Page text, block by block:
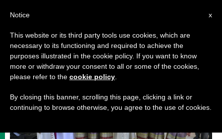
رحلات البابا,زيارات
x
Notice
This website or its third party tools use cookies, which are
necessary to its functioning and required to achieve the
purposes illustrated in the cookie policy. If you want to know
more or withdraw your consent to all or some of the cookies,
please refer to the cookie policy
By closing this banner, scrolling this page, clicking a link or
continuing to browse otherwise, you agree to the use of cookies.